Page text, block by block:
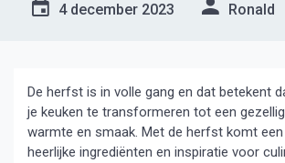
4 december 2023 Ronald
De herfst is in volle gang en dat betekent
je keuken te transformeren tot een
warmte en smaak. Met de herfst komt
heerlijke ingrediënten en inspiratie voor